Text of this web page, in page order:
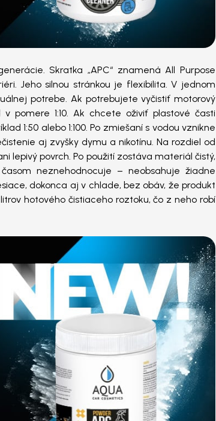
Skratka „APC“ znamená All Purpose
Jeho silnou stránkou je flexibilita. V jednom
potrebe. Ak potrebujete vyčistiť motorový
pomere 1:10. Ak chcete oživiť plastové časti
1:50 alebo 1:100. Po zmiešaní s vodou vznikne
aj zvyšky dymu a nikotínu. Na rozdiel od
lepivý povrch. Po použití zostáva materiál čistý,
neznehodnocuje – neobsahuje žiadne
dokonca aj v chlade, bez obáv, že produkt
hotového čistiaceho roztoku, čo z neho robí